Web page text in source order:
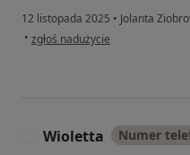
12 listopada 2025 • Jolanta
• w opinii użytkownika Anastasiia
zgłoś nadużycie
Wioletta Numer